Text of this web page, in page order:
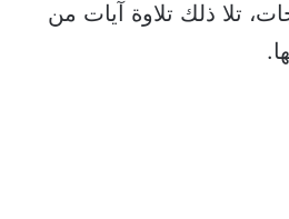
تلا ذلك تلاوة آيات من